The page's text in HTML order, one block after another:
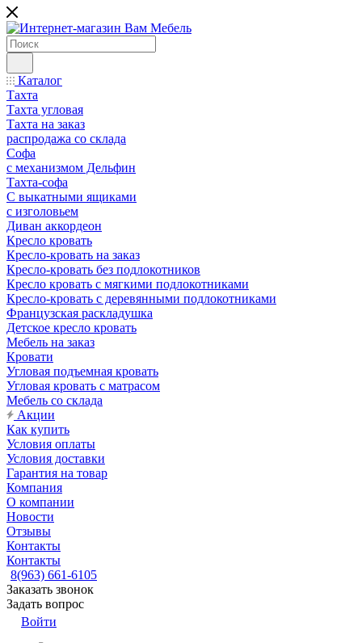
Каталог
Тахта
Тахта угловая
Тахта на заказ
распродажа со склада
Софа
с механизмом Дельфин
Тахта-софа
С выкатными ящиками
с изголовьем
Диван аккордеон
Кресло кровать
Кресло-кровать на заказ
Кресло-кровать без подлокотников
Кресло кровать с мягкими подлокотниками
Кресло-кровать с деревянными подлокотниками
Французская раскладушка
Детское кресло кровать
Мебель на заказ
Кровати
Угловая подъемная кровать
Угловая кровать с матрасом
Мебель со склада
Акции
Как купить
Условия оплаты
Условия доставки
Гарантия на товар
Компания
О компании
Новости
Отзывы
Контакты
Контакты
8(963) 661-6105
Заказать звонок
Задать вопрос
Войти